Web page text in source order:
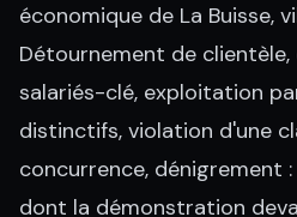
économique de La Buisse,
Détournement de
salariés-clé, exploitation
distinctifs, violation d'une
concurrence, dénigrement
dont la démonstration